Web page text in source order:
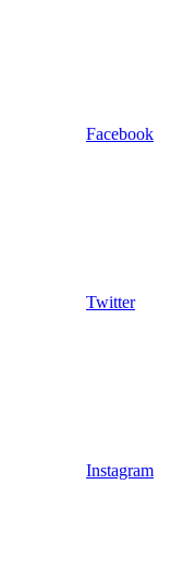
Facebook
Twitter
Instagram